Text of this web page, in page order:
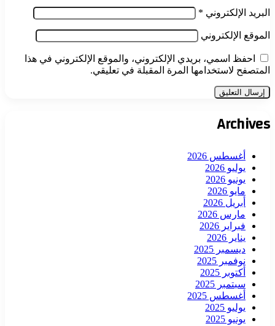
البريد الإلكتروني *
الموقع الإلكتروني
احفظ اسمي، بريدي الإلكتروني، والموقع الإلكتروني في هذا
المتصفح لاستخدامها المرة المقبلة في تعليقي.
Archives
أغسطس 2026
يوليو 2026
يونيو 2026
مايو 2026
أبريل 2026
مارس 2026
فبراير 2026
يناير 2026
ديسمبر 2025
نوفمبر 2025
أكتوبر 2025
سبتمبر 2025
أغسطس 2025
يوليو 2025
يونيو 2025